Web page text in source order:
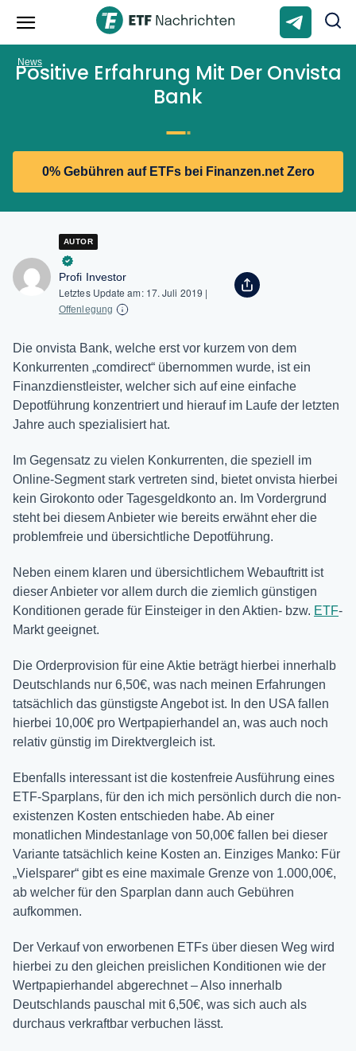
Positive Erfahrung Mit Der Onvista
Bank
0% Gebühren auf ETFs bei Finanzen.net Zero
News
AUTOR
Profi Investor
Letztes Update am: 17. Juli 2019 |
Offenlegung
Die onvista Bank, welche erst vor kurzem von dem
Konkurrenten „comdirect“ übernommen wurde, ist ein
Finanzdienstleister, welcher sich auf eine einfache
Depotführung konzentriert und hierauf im Laufe der letzten
Jahre auch spezialisiert hat.
Im Gegensatz zu vielen Konkurrenten, die speziell im
Online-Segment stark vertreten sind, bietet onvista hierbei
kein Girokonto oder Tagesgeldkonto an. Im Vordergrund
steht bei diesem Anbieter wie bereits erwähnt eher die
problemfreie und übersichtliche Depotführung.
Neben einem klaren und übersichtlichem Webauftritt ist
dieser Anbieter vor allem durch die ziemlich günstigen
Konditionen gerade für Einsteiger in den Aktien- bzw. ETF-
Markt geeignet.
Die Orderprovision für eine Aktie beträgt hierbei innerhalb
Deutschlands nur 6,50€, was nach meinen Erfahrungen
tatsächlich das günstigste Angebot ist. In den USA fallen
hierbei 10,00€ pro Wertpapierhandel an, was auch noch
relativ günstig im Direktvergleich ist.
Ebenfalls interessant ist die kostenfreie Ausführung eines
ETF-Sparplans, für den ich mich persönlich durch die non-
existenzen Kosten entschieden habe. Ab einer
monatlichen Mindestanlage von 50,00€ fallen bei dieser
Variante tatsächlich keine Kosten an. Einziges Manko: Für
„Vielsparer“ gibt es eine maximale Grenze von 1.000,00€,
ab welcher für den Sparplan dann auch Gebühren
aufkommen.
Der Verkauf von erworbenen ETFs über diesen Weg wird
hierbei zu den gleichen preislichen Konditionen wie der
Wertpapierhandel abgerechnet – Also innerhalb
Deutschlands pauschal mit 6,50€, was sich auch als
durchaus verkraftbar verbuchen lässt.